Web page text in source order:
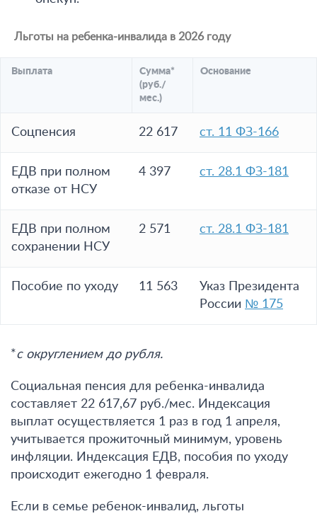
Льготы на ребенка-инвалида в 2026 году
Выплата
Сумма*
(руб./
мес.)
Основание
Соцпенсия 22 617 ст. 11 ФЗ-166
ЕДВ при полном
отказе от НСУ
4 397 ст. 28.1 ФЗ-181
ЕДВ при полном
сохранении НСУ
2 571 ст. 28.1 ФЗ-181
Пособие по уходу 11 563
Указ Президента
России № 175
*с округлением до рубля.
Социальная пенсия для ребенка-инвалида
составляет 22 617,67 руб./мес. Индексация
выплат осуществляется 1 раз в год 1 апреля,
учитывается прожиточный минимум, уровень
инфляции. Индексация ЕДВ, пособия по уходу
происходит ежегодно 1 февраля.
Если в семье ребенок-инвалид, льготы